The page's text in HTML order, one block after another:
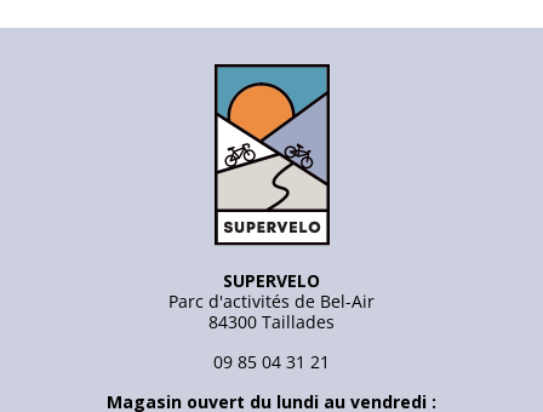
SUPERVELO
Parc d'activités de Bel-Air
84300 Taillades
09 85 04 31 21
Magasin ouvert du lundi au vendredi :